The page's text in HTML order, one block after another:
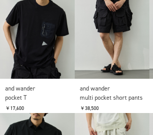
and wander
pocket T
￥17,600
and wander
multi pocket short pants
￥38,500